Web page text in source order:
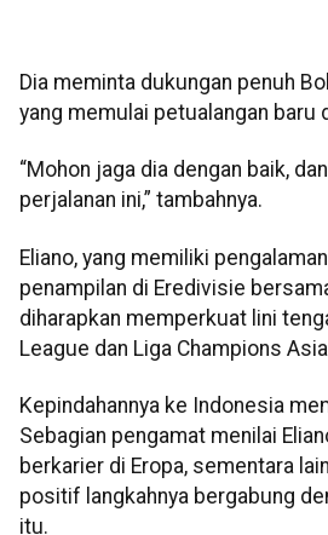
Dia meminta dukungan penuh
yang memulai petualangan baru
“Mohon jaga dia dengan baik,
perjalanan ini,” tambahnya.
Eliano, yang memiliki
penampilan di Eredivisie
diharapkan memperkuat lini
League dan Liga Champions
Kepindahannya ke Indonesia
Sebagian pengamat menilai
berkarier di Eropa, sementara
positif langkahnya bergabung
itu.